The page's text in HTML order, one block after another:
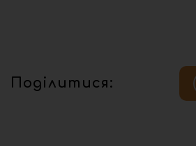
Поділитися: